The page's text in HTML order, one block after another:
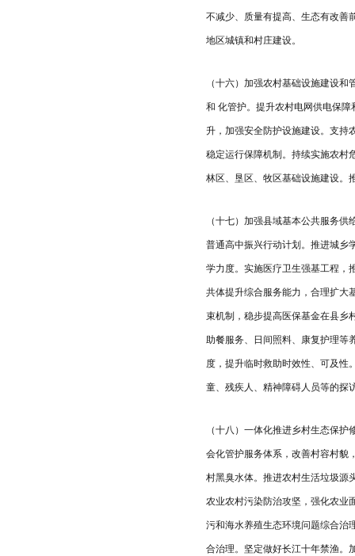
不减少、质量有提高、生态有改善
地区城镇和村庄建设。
（十六）加强农村基础设施建设
和 化管护。提升农村电网供电保
升，加强安全防护设施建设。支持
稳定运行保障机制。持续实施农村
林区、垦区、牧区基础设施建设。
（十七）加强县域基本公共服务
普通高中振兴行动计划。推进城乡
学力度。实施医疗卫生强基工程，
共体提升综合服务能力，合理扩大
束机制，稳步提高医保基金在县乡
助餐服务、日间照料、康复护理等
度，提升临时救助时效性、可及性
童、残疾人、精神障碍人员等的探
（十八）一体化推进乡村生态保
会化管护服务体系，改善村容村貌
村黑臭水体。推进农村生活垃圾源
农业农村污染防治攻坚，强化农业
污和海水养殖生态环境问题综合治
合治理。坚定做好长江十年禁渔。